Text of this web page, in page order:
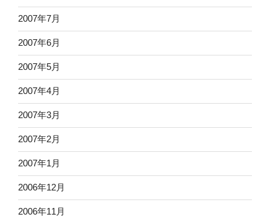
2007年7月
2007年6月
2007年5月
2007年4月
2007年3月
2007年2月
2007年1月
2006年12月
2006年11月